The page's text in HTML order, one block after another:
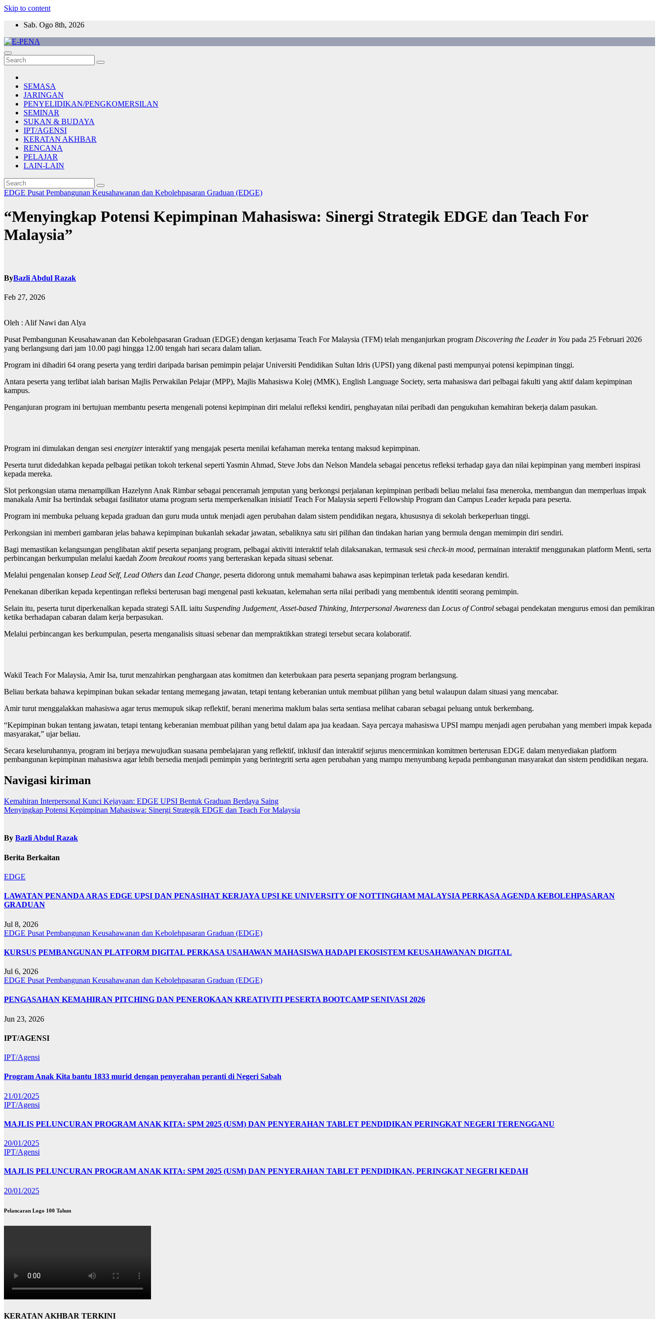
Skip to content
Sab. Ogo 8th, 2026
E-PENA
Berita Digital Terkini
SEMASA
JARINGAN
PENYELIDIKAN/PENGKOMERSILAN
SEMINAR
SUKAN & BUDAYA
IPT/AGENSI
KERATAN AKHBAR
RENCANA
PELAJAR
LAIN-LAIN
EDGE Pusat Pembangunan Keusahawanan dan Kebolehpasaran Graduan (EDGE)
“Menyingkap Potensi Kepimpinan Mahasiswa: Sinergi Strategik EDGE dan Teach For
Malaysia”
ByBazli Abdul Razak
Feb 27, 2026
Oleh : Alif Nawi dan Alya
Pusat Pembangunan Keusahawanan dan Kebolehpasaran Graduan (EDGE) dengan kerjasama Teach For Malaysia (TFM) telah menganjurkan program Discovering the Leader in You pada 25 Februari 2026
yang berlangsung dari jam 10.00 pagi hingga 12.00 tengah hari secara dalam talian.
Program ini dihadiri 64 orang peserta yang terdiri daripada barisan pemimpin pelajar Universiti Pendidikan Sultan Idris (UPSI) yang dikenal pasti mempunyai potensi kepimpinan tinggi.
Antara peserta yang terlibat ialah barisan Majlis Perwakilan Pelajar (MPP), Majlis Mahasiswa Kolej (MMK), English Language Society, serta mahasiswa dari pelbagai fakulti yang aktif dalam kepimpinan
kampus.
Penganjuran program ini bertujuan membantu peserta mengenali potensi kepimpinan diri melalui refleksi kendiri, penghayatan nilai peribadi dan pengukuhan kemahiran bekerja dalam pasukan.
Program ini dimulakan dengan sesi energizerinteraktif yang mengajak peserta menilai kefahaman mereka tentang maksud kepimpinan.
Peserta turut didedahkan kepada pelbagai petikan tokoh terkenal seperti Yasmin Ahmad, Steve Jobs dan Nelson Mandela sebagai pencetus refleksi terhadap gaya dan nilai kepimpinan yang memberi inspirasi
kepada mereka.
Slot perkongsian utama menampilkan Hazelynn Anak Rimbar sebagai penceramah jemputan yang berkongsi perjalanan kepimpinan peribadi beliau melalui fasa meneroka, membangun dan memperluas impak
manakala Amir Isa bertindak sebagai fasilitator utama program serta memperkenalkan inisiatif Teach For Malaysia seperti Fellowship Program dan Campus Leader kepada para peserta.
Program ini membuka peluang kepada graduan dan guru muda untuk menjadi agen perubahan dalam sistem pendidikan negara, khususnya di sekolah berkeperluan tinggi.
Perkongsian ini memberi gambaran jelas bahawa kepimpinan bukanlah sekadar jawatan, sebaliknya satu siri pilihan dan tindakan harian yang bermula dengan memimpin diri sendiri.
Bagi memastikan kelangsungan penglibatan aktif peserta sepanjang program, pelbagai aktiviti interaktif telah dilaksanakan, termasuk sesi check-in mood, permainan interaktif menggunakan platform Menti, serta
perbincangan berkumpulan melalui kaedah Zoom breakout rooms yang berteraskan kepada situasi sebenar.
Melalui pengenalan konsep Lead Self, Lead Others dan Lead Change, peserta didorong untuk memahami bahawa asas kepimpinan terletak pada kesedaran kendiri.
Penekanan diberikan kepada kepentingan refleksi berterusan bagi mengenal pasti kekuatan, kelemahan serta nilai peribadi yang membentuk identiti seorang pemimpin.
Selain itu, peserta turut diperkenalkan kepada strategi SAIL iaitu Suspending Judgement, Asset-based Thinking, Interpersonal Awareness dan Locus of Control sebagai pendekatan mengurus emosi dan pemikiran
ketika berhadapan cabaran dalam kerja berpasukan.
Melalui perbincangan kes berkumpulan, peserta menganalisis situasi sebenar dan mempraktikkan strategi tersebut secara kolaboratif.
Wakil Teach For Malaysia, Amir Isa, turut menzahirkan penghargaan atas komitmen dan keterbukaan para peserta sepanjang program berlangsung.
Beliau berkata bahawa kepimpinan bukan sekadar tentang memegang jawatan, tetapi tentang keberanian untuk membuat pilihan yang betul walaupun dalam situasi yang mencabar.
Amir turut menggalakkan mahasiswa agar terus memupuk sikap reflektif, berani menerima maklum balas serta sentiasa melihat cabaran sebagai peluang untuk berkembang.
“Kepimpinan bukan tentang jawatan, tetapi tentang keberanian membuat pilihan yang betul dalam apa jua keadaan. Saya percaya mahasiswa UPSI mampu menjadi agen perubahan yang memberi impak kepada
masyarakat,” ujar beliau.
Secara keseluruhannya, program ini berjaya mewujudkan suasana pembelajaran yang reflektif, inklusif dan interaktif sejurus mencerminkan komitmen berterusan EDGE dalam menyediakan platform
pembangunan kepimpinan mahasiswa agar lebih bersedia menjadi pemimpin yang berintegriti serta agen perubahan yang mampu menyumbang kepada pembangunan masyarakat dan sistem pendidikan negara.
Navigasi kiriman
Kemahiran Interpersonal Kunci Kejayaan: EDGE UPSI Bentuk Graduan Berdaya Saing
Menyingkap Potensi Kepimpinan Mahasiswa: Sinergi Strategik EDGE dan Teach For Malaysia
By Bazli Abdul Razak
Berita Berkaitan
EDGE
LAWATAN PENANDA ARAS EDGE UPSI DAN PENASIHAT KERJAYA UPSI KE UNIVERSITY OF NOTTINGHAM MALAYSIA PERKASA AGENDA KEBOLEHPASARAN
GRADUAN
Jul 8, 2026
EDGE Pusat Pembangunan Keusahawanan dan Kebolehpasaran Graduan (EDGE)
KURSUS PEMBANGUNAN PLATFORM DIGITAL PERKASA USAHAWAN MAHASISWA HADAPI EKOSISTEM KEUSAHAWANAN DIGITAL
Jul 6, 2026
EDGE Pusat Pembangunan Keusahawanan dan Kebolehpasaran Graduan (EDGE)
PENGASAHAN KEMAHIRAN PITCHING DAN PENEROKAAN KREATIVITI PESERTA BOOTCAMP SENIVASI 2026
Jun 23, 2026
IPT/AGENSI
IPT/Agensi
Program Anak Kita bantu 1833 murid dengan penyerahan peranti di Negeri Sabah
21/01/2025
IPT/Agensi
MAJLIS PELUNCURAN PROGRAM ANAK KITA: SPM 2025 (USM) DAN PENYERAHAN TABLET PENDIDIKAN PERINGKAT NEGERI TERENGGANU
20/01/2025
IPT/Agensi
MAJLIS PELUNCURAN PROGRAM ANAK KITA: SPM 2025 (USM) DAN PENYERAHAN TABLET PENDIDIKAN, PERINGKAT NEGERI KEDAH
20/01/2025
Pelancaran Logo 100 Tahun
KERATAN AKHBAR TERKINI